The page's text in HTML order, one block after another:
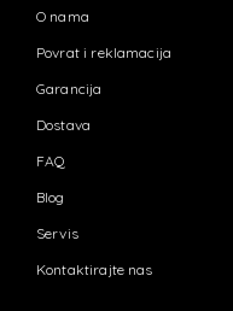
O nama
Povrat i reklamacija
Garancija
Dostava
FAQ
Blog
Servis
Kontaktirajte nas